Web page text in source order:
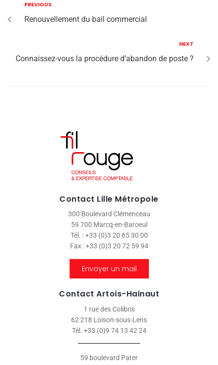
PREVIOUS
Renouvellement du bail commercial
NEXT
Connaissez-vous la procédure d’abandon de poste ?
Contact Lille Métropole
300 Boulevard Clémenceau
59 700 Marcq-en-Baroeul
Tél. : +33 (0)3 20 65 30 00
Fax : +33 (0)3 20 72 59 94
Envoyer un mail
Contact Artois-Hainaut
1 rue des Colibris
62 218 Loison-sous-Lens
Tél. +33 (0)9 74 13 42 24
59 boulevard Pater